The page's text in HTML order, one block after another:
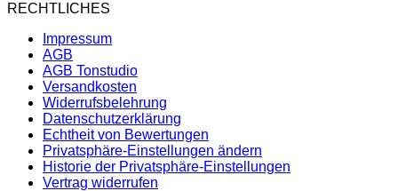
RECHTLICHES
Impressum
AGB
AGB Tonstudio
Versandkosten
Widerrufsbelehrung
Datenschutzerklärung
Echtheit von Bewertungen
Privatsphäre-Einstellungen ändern
Historie der Privatsphäre-Einstellungen
Vertrag widerrufen